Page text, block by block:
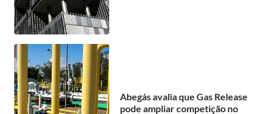
Abegás avalia que Gas Release
pode ampliar competição no